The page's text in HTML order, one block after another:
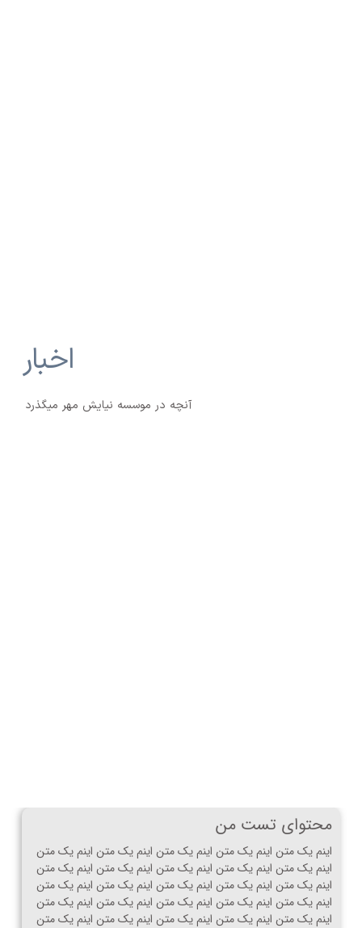
اخبار
آنچه در موسسه نیایش مهر میگذرد
محتوای تست من
اینم یک متن اینم یک متن اینم یک متن اینم یک متن اینم یک متن
اینم یک متن اینم یک متن اینم یک متن اینم یک متن اینم یک متن
اینم یک متن اینم یک متن اینم یک متن اینم یک متن اینم یک متن
اینم یک متن اینم یک متن اینم یک متن اینم یک متن اینم یک متن
اینم یک متن اینم یک متن اینم یک متن اینم یک متن اینم یک متن